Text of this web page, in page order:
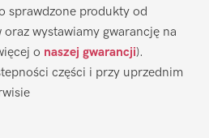
sprawdzone produkty od
wystawiamy gwarancję na
o naszej gwarancji).
części i przy uprzednim